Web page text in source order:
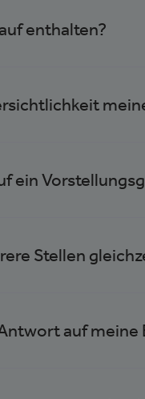
enthalten?
ein
Stellen
auf meine